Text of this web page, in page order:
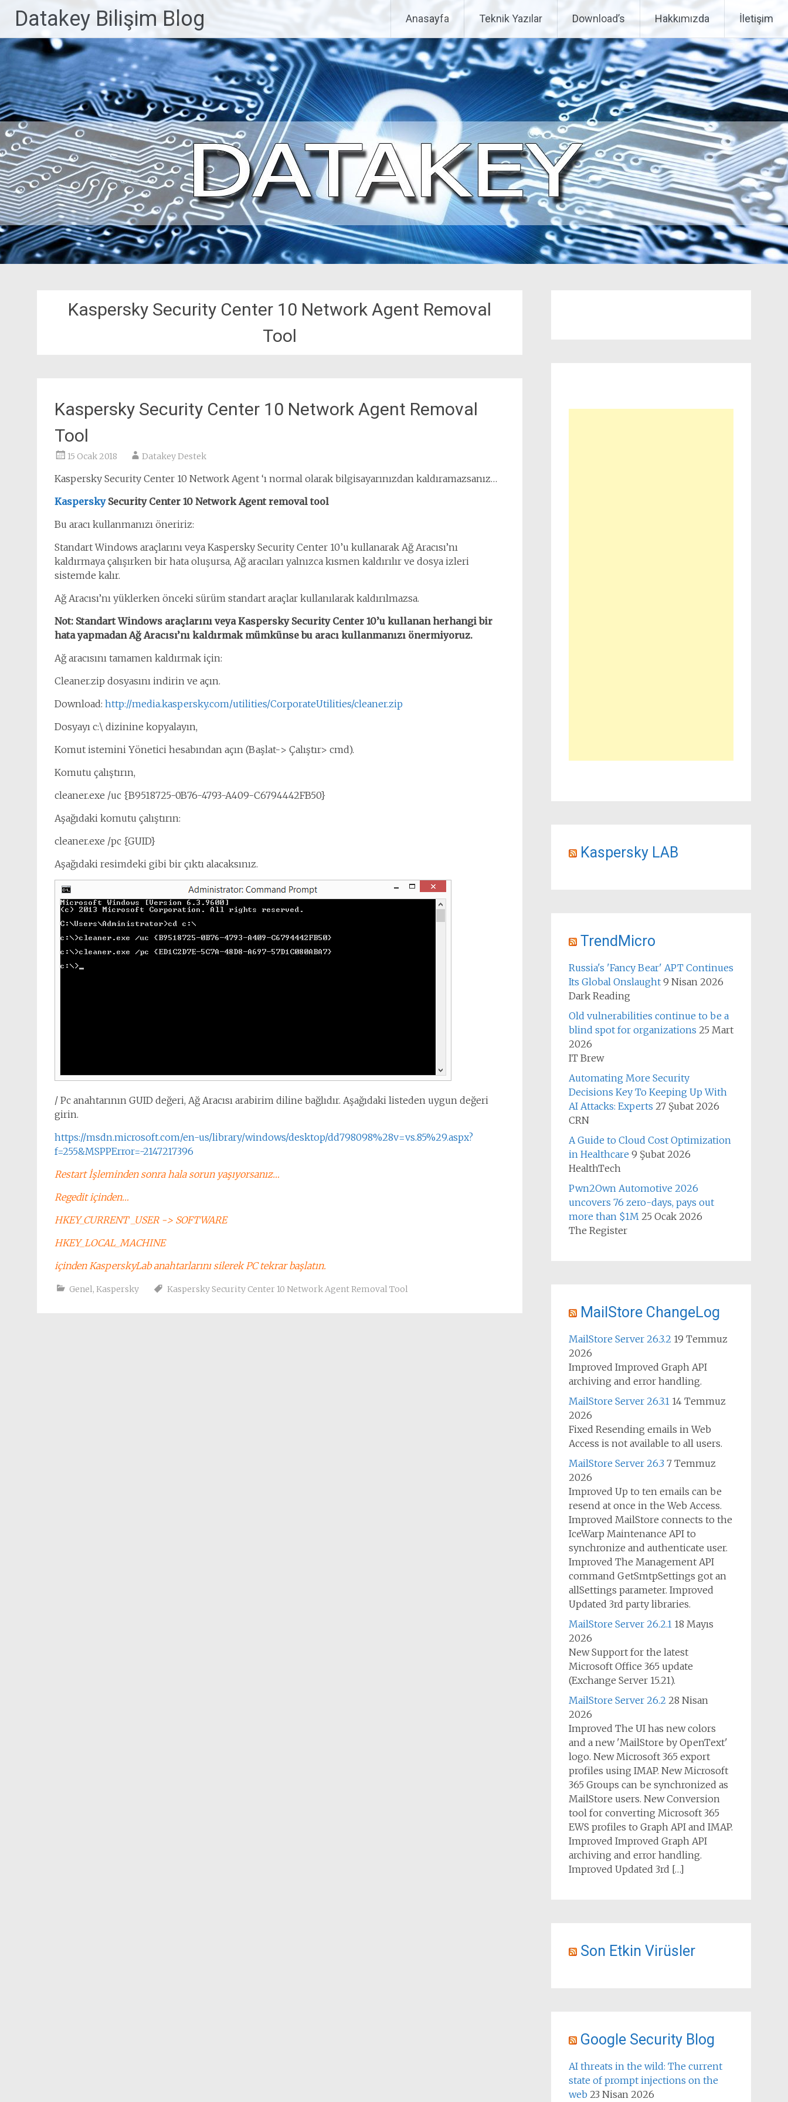
Datakey Bilişim Blog Anasayfa Teknik Yazılar Download’s Hakkımızda İletişim
Kaspersky Security Center 10 Network Agent Removal
Tool
Kaspersky Security Center 10 Network Agent Removal
Tool
15 Ocak 2018 Datakey Destek
Kaspersky Security Center 10 Network Agent ‘ı normal olarak bilgisayarınızdan kaldıramazsanız…
KasperskySecurity Center 10 Network Agent removal tool
Bu aracı kullanmanızı öneririz:
Standart Windows araçlarını veya Kaspersky Security Center 10’u kullanarak Ağ Aracısı’nı
kaldırmaya çalışırken bir hata oluşursa, Ağ aracıları yalnızca kısmen kaldırılır ve dosya izleri
sistemde kalır.
Ağ Aracısı’nı yüklerken önceki sürüm standart araçlar kullanılarak kaldırılmazsa.
Not: Standart Windows araçlarını veya Kaspersky Security Center 10’u kullanan herhangi bir
hata yapmadan Ağ Aracısı’nı kaldırmak mümkünse bu aracı kullanmanızı önermiyoruz.
Ağ aracısını tamamen kaldırmak için:
Cleaner.zip dosyasını indirin ve açın.
Download: http://media.kaspersky.com/utilities/CorporateUtilities/cleaner.zip
Dosyayı c:\ dizinine kopyalayın,
Komut istemini Yönetici hesabından açın (Başlat-> Çalıştır> cmd).
Komutu çalıştırın,
cleaner.exe /uc {B9518725-0B76-4793-A409-C6794442FB50}
Aşağıdaki komutu çalıştırın:
cleaner.exe /pc {GUID}
Aşağıdaki resimdeki gibi bir çıktı alacaksınız.
/ Pc anahtarının GUID değeri, Ağ Aracısı arabirim diline bağlıdır. Aşağıdaki listeden uygun değeri
girin.
https://msdn.microsoft.com/en-us/library/windows/desktop/dd798098%28v=vs.85%29.aspx?
f=255&MSPPError=-2147217396
Restart İşleminden sonra hala sorun yaşıyorsanız…
Regedit içinden…
HKEY_CURRENT _USER -> SOFTWARE
HKEY_LOCAL_MACHINE
içinden KasperskyLab anahtarlarını silerek PC tekrar başlatın.
Genel, Kaspersky Kaspersky Security Center 10 Network Agent Removal Tool
Kaspersky LAB
TrendMicro
Russia's 'Fancy Bear' APT Continues
Its Global Onslaught 9 Nisan 2026
Dark Reading
Old vulnerabilities continue to be a
blind spot for organizations 25 Mart
2026
IT Brew
Automating More Security
Decisions Key To Keeping Up With
AI Attacks: Experts 27 Şubat 2026
CRN
A Guide to Cloud Cost Optimization
in Healthcare 9 Şubat 2026
HealthTech
Pwn2Own Automotive 2026
uncovers 76 zero-days, pays out
more than $1M 25 Ocak 2026
The Register
MailStore ChangeLog
MailStore Server 26.3.2 19 Temmuz
2026
Improved Improved Graph API
archiving and error handling.
MailStore Server 26.3.1 14 Temmuz
2026
Fixed Resending emails in Web
Access is not available to all users.
MailStore Server 26.3 7 Temmuz
2026
Improved Up to ten emails can be
resend at once in the Web Access.
Improved MailStore connects to the
IceWarp Maintenance API to
synchronize and authenticate user.
Improved The Management API
command GetSmtpSettings got an
allSettings parameter. Improved
Updated 3rd party libraries.
MailStore Server 26.2.1 18 Mayıs
2026
New Support for the latest
Microsoft Office 365 update
(Exchange Server 15.21).
MailStore Server 26.2 28 Nisan
2026
Improved The UI has new colors
and a new 'MailStore by OpenText'
logo. New Microsoft 365 export
profiles using IMAP. New Microsoft
365 Groups can be synchronized as
MailStore users. New Conversion
tool for converting Microsoft 365
EWS profiles to Graph API and IMAP.
Improved Improved Graph API
archiving and error handling.
Improved Updated 3rd […]
Son Etkin Virüsler
Google Security Blog
AI threats in the wild: The current
state of prompt injections on the
web 23 Nisan 2026